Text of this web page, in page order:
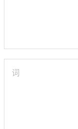
词